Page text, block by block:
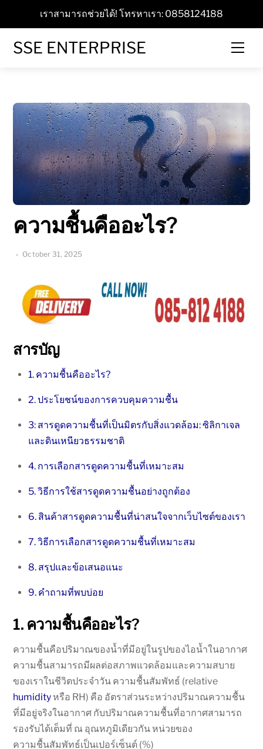
content
เราสามารถช่วยได้! โทรหาเรา: 0858124188
SSE ENTERPRISE
ความชื้นคืออะไร?
October 31, 2025
สารบัญ
1. ความชื้นคืออะไร?
2. ประโยชน์ของการควบคุมความชื้น
3: สารดูดความชื้นที่เป็นมิตรกับสิ่งแวดล้อม: ซิลิกาเจล
และดินเหนียวธรรมชาติ
4. การเลือกสารดูดความชื้นที่เหมาะสม
5. วิธีการใช้สารดูดความชื้นอย่างถูกต้อง
6. สินค้าสารดูดความชื้นที่น่าสนใจจากเว็บไซต์ของเรา
7. วิธีการเลือกสารดูดความชื้นที่เหมาะสม
8. สรุปและข้อเสนอแนะ
9. คำถามที่พบบ่อย
1. ความชื้นคืออะไร?
ความชื้นคือปริมาณของน้ำที่มีอยู่ในรูปของไอน้ำในอากาศ
ความชื้นสามารถมีผลต่อสภาพแวดล้อมและความสบาย
ของเราในชีวิตประจำวัน ความชื้นสัมพัทธ์ (relative
humidity หรือ RH) คือ อัตราส่วนระหว่างปริมาณความชื้น
ที่มีอยู่จริงในอากาศ กับปริมาณความชื้นที่อากาศสามารถ
รองรับได้เต็มที่ ณ อุณหภูมิเดียวกัน หน่วยของ
ความชื้นสัมพัทธ์เป็นเปอร์เซ็นต์ (%)